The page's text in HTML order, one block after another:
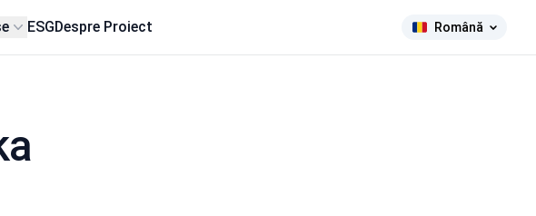
ESGDespre Proiect Română